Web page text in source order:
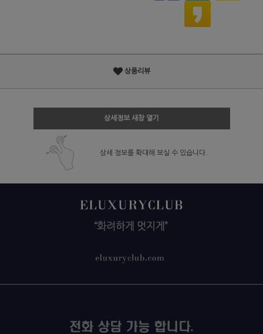
상품리뷰
상세정보 새창 열기
상세 정보를 확대해 보실 수 있습니다.